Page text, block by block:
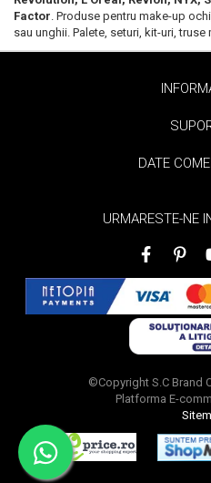
Factor. Produse pentru make-up
sau unghii. Palete, seturi, kit-uri,
DATE
URMARESTE-NE
©Copyright S.C Brand
Platforma E-